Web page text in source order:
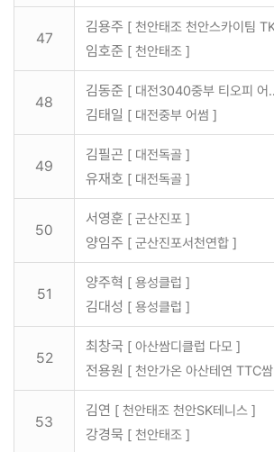
47
김용주 [ 천안태조 천안스카이팀
임호준 [ 천안태조 ]
48
김동준 [ 대전3040중부 티오피 어
김태일 [ 대전중부 어썸 ]
49
김필곤 [ 대전독골 ]
유재호 [ 대전독골 ]
50
서영훈 [ 군산진포 ]
양임주 [ 군산진포서천연합 ]
51
양주혁 [ 용성클럽 ]
김대성 [ 용성클럽 ]
52
최창국 [ 아산쌈디클럽 다모 ]
전용원 [ 천안가온 아산테연 TTC
53
김연 [ 천안태조 천안SK테니스 ]
강경묵 [ 천안태조 ]